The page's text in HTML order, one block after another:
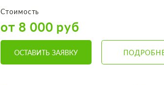
Стоимость
от 8 000 руб
ОСТАВИТЬ ЗАЯВКУ